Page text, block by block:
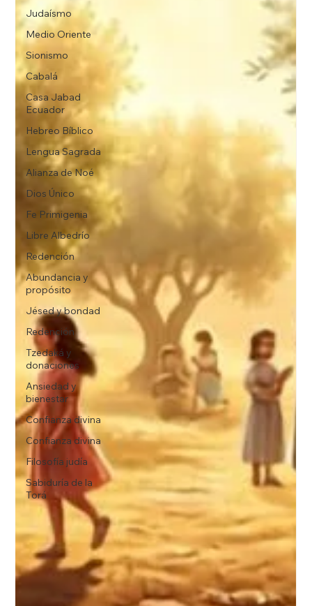
Judaísmo
Medio Oriente
Sionismo
Cabalá
Casa Jabad
Ecuador
Hebreo Bíblico
Lengua Sagrada
Alianza de Noé
Dios Único
Fe Primigenia
Libre Albedrío
Redención
Abundancia y
propósito
Jésed y bondad
Redención
Tzedaká y
donaciones
Ansiedad y
bienestar
Confianza divina
Confianza divina
Filosofía judía
Sabiduría de la
Torá